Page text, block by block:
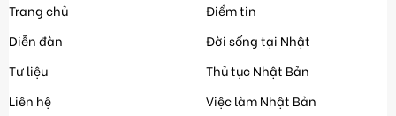
Trang chủ
Diễn đàn
Tư liệu
Liên hệ
Điểm tin
Đời sống tại Nhật
Thủ tục Nhật Bản
Việc làm Nhật Bản